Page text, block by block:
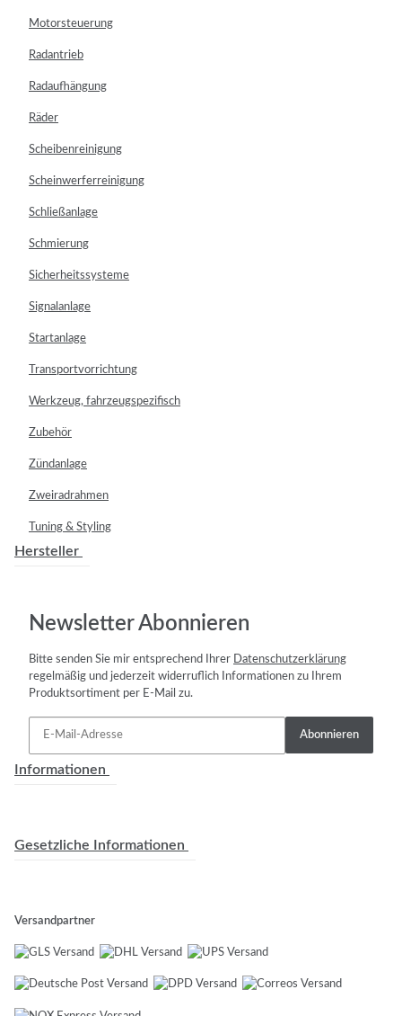
Motorsteuerung
Radantrieb
Radaufhängung
Räder
Scheibenreinigung
Scheinwerferreinigung
Schließanlage
Schmierung
Sicherheitssysteme
Signalanlage
Startanlage
Transportvorrichtung
Werkzeug, fahrzeugspezifisch
Zubehör
Zündanlage
Zweiradrahmen
Tuning & Styling
Hersteller
Newsletter Abonnieren
Bitte senden Sie mir entsprechend Ihrer Datenschutzerklärung
regelmäßig und jederzeit widerruflich Informationen zu Ihrem
Produktsortiment per E-Mail zu.
Abonnieren
Informationen
Gesetzliche Informationen
Versandpartner